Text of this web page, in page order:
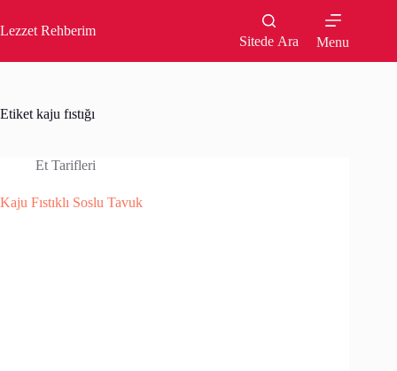
to
content
Lezzet Rehberim
Sitede Ara Menu
Etiket kaju fıstığı
Et Tarifleri
Kaju Fıstıklı Soslu Tavuk